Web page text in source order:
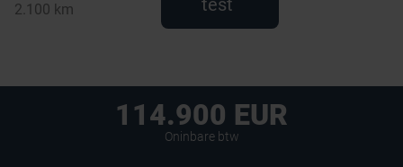
2.100 km
114.900 EUR
Oninbare btw